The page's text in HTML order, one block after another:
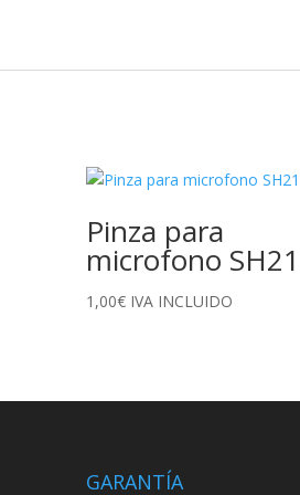
Pinza para
microfono
1,00€ IVA INCLUIDO
GARANTÍA